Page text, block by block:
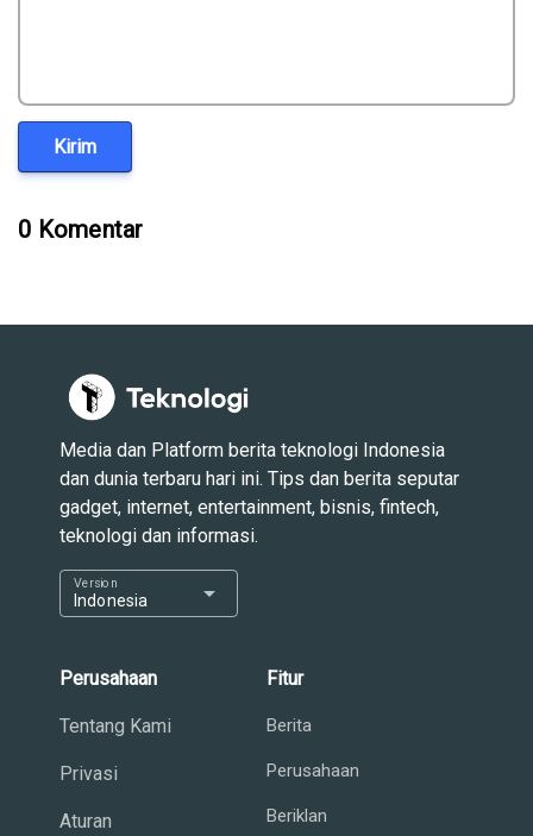
Kirim
0 Komentar
Media dan Platform berita teknologi Indonesia
dan dunia terbaru hari ini. Tips dan berita seputar
gadget, internet, entertainment, bisnis, fintech,
teknologi dan informasi.
Indonesia
Version arrow_drop_down
Perusahaan
Tentang Kami
Privasi
Aturan
Fitur
Berita
Perusahaan
Beriklan